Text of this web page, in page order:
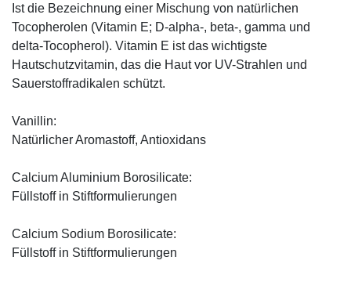
Ist die Bezeichnung einer Mischung von natürlichen
Tocopherolen (Vitamin E; D-alpha-, beta-, gamma und
delta-Tocopherol). Vitamin E ist das wichtigste
Hautschutzvitamin, das die Haut vor UV-Strahlen und
Sauerstoffradikalen schützt.
Vanillin:
Natürlicher Aromastoff, Antioxidans
Calcium Aluminium Borosilicate:
Füllstoff in Stiftformulierungen
Calcium Sodium Borosilicate:
Füllstoff in Stiftformulierungen